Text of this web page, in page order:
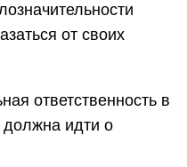
от своих
ответственность в
должна идти о